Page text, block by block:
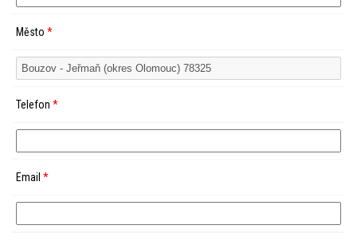
Město *
Telefon *
Email *